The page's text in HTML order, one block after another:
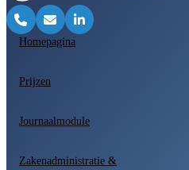
Homepagina
Prijzen
Journaalmodule
Zakenadministratie &